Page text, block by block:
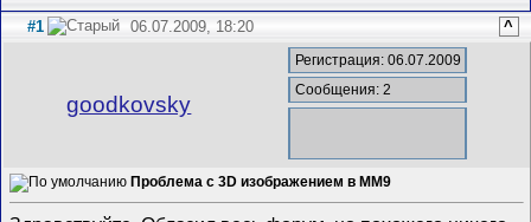
#1 06.07.2009, 18:20 ^
goodkovsky
Регистрация: 06.07.2009
Сообщения: 2
Проблема с 3D изображением в MM9